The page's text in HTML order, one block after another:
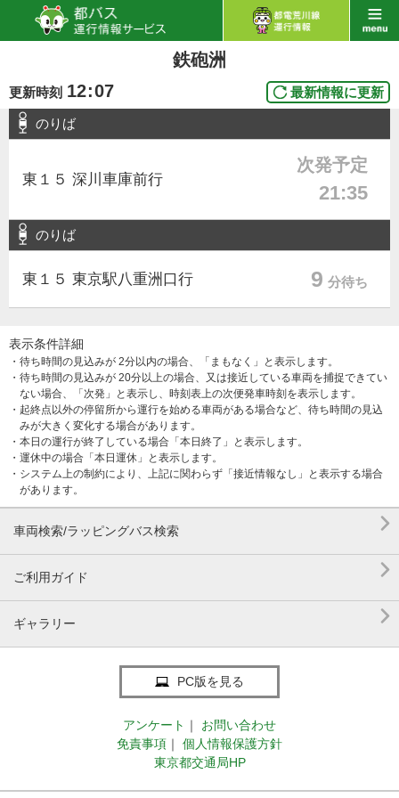
鉄砲洲
更新時刻 12:07 最新情報に更新
のりば
東１５ 深川車庫前行
次発予定
21:35
のりば
東１５ 東京駅八重洲口行 9 分待ち
表示条件詳細
・待ち時間の見込みが 2分以内の場合、「まもなく」と表示します。
・待ち時間の見込みが 20分以上の場合、又は接近している車両を捕捉できてい
ない場合、「次発」と表示し、時刻表上の次便発車時刻を表示します。
・起終点以外の停留所から運行を始める車両がある場合など、待ち時間の見込
みが大きく変化する場合があります。
・本日の運行が終了している場合「本日終了」と表示します。
・運休中の場合「本日運休」と表示します。
・システム上の制約により、上記に関わらず「接近情報なし」と表示する場合
があります。
車両検索/ラッピングバス検索 
ご利用ガイド 
ギャラリー 
PC版を見る
アンケート ｜
お問い合わせ
免責事項 ｜
個人情報保護方針
東京都交通局HP